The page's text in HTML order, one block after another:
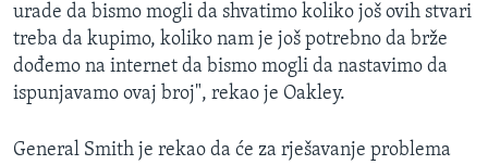
urade da bismo mogli da shvatimo koliko još ovih stvari
treba da kupimo, koliko nam je još potrebno da brže
dođemo na internet da bismo mogli da nastavimo da
ispunjavamo ovaj broj", rekao je Oakley.
General Smith je rekao da će za rješavanje problema